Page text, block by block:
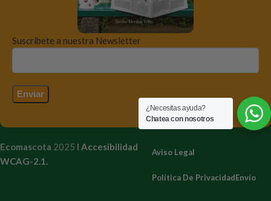
Suscríbete a nuestra Newsletter
Ecomascota 2025 I Accesibilidad
WCAG-2.1.
Aviso Legal
Política De PrivacidadEnvío
¿Necesitas ayuda?
Chatea con nosotros